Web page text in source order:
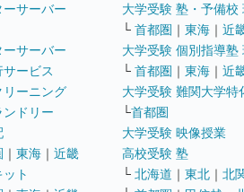
ーサーバー
ーサーバー
ービス
リーニング
ンドリー
｜ 東海 ｜ 近畿
ット
大学受験 塾・予備校
└ 首都圏 ｜ 東海 ｜ 近
大学受験 個別指導塾
└ 首都圏 ｜ 東海 ｜ 近
大学受験 難関大学特
└首都圏
大学受験 映像授業
高校受験 塾
└ 北海道 ｜ 東北 ｜ 北